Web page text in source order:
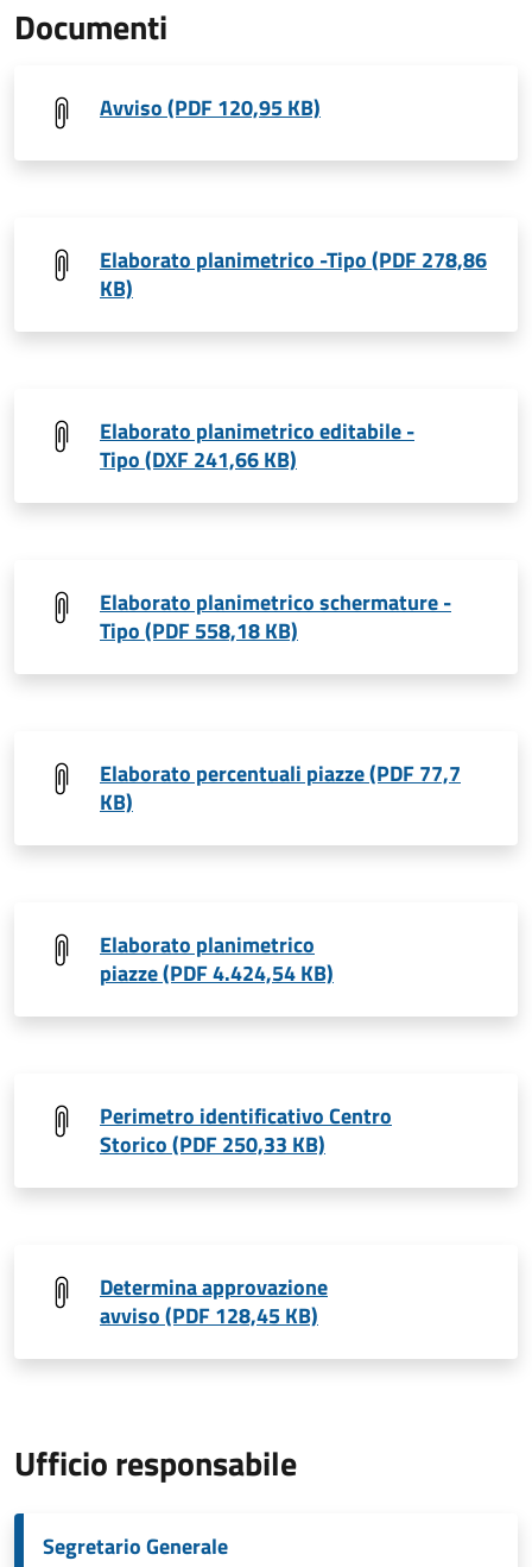
Documenti
Avviso (PDF 120,95 KB)
Elaborato planimetrico -Tipo (PDF 278,86
KB)
Elaborato planimetrico editabile -
Tipo (DXF 241,66 KB)
Elaborato planimetrico schermature -
Tipo (PDF 558,18 KB)
Elaborato percentuali piazze (PDF 77,7
KB)
Elaborato planimetrico
piazze (PDF 4.424,54 KB)
Perimetro identificativo Centro
Storico (PDF 250,33 KB)
Determina approvazione
avviso (PDF 128,45 KB)
Ufficio responsabile
Segretario Generale